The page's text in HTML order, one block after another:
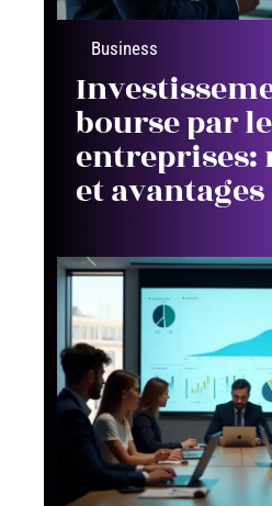
Business
bourse par
entreprises:
et avantages